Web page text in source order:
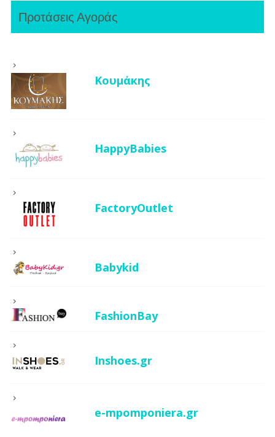
Προτάσεις Αγοράς
Κουμάκης
HappyBabies
FactoryOutlet
Babykid
FashionBay
Inshoes.gr
e-mpomponiera.gr